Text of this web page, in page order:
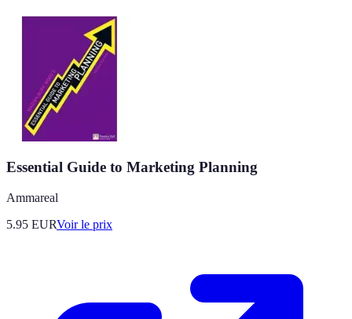
Essential Guide to Marketing Planning
Ammareal
5.95 EURVoir le prix